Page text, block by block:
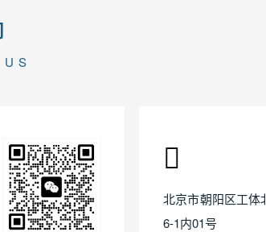
北京市朝阳区工体
6-1内01号